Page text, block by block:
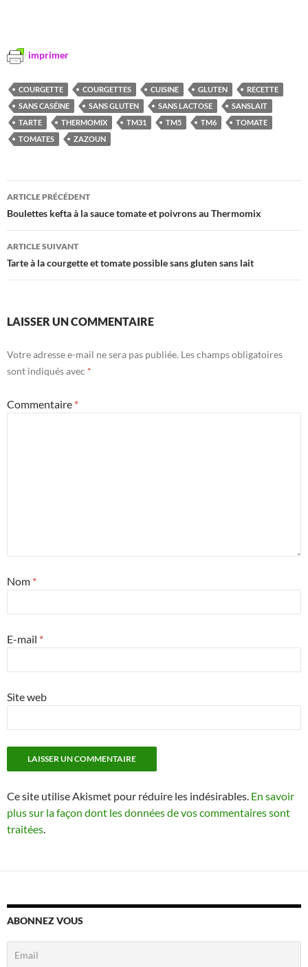
imprimer
COURGETTE COURGETTES CUISINE GLUTEN
RECETTE
SANS CASÉINE
SANS GLUTEN SANS LACTOSE
SANSLAIT
TARTE
THERMOMIX TM31 TM5 TM6
TOMATE
TOMATES
ZAZOUN
Navigation
des
articles
ARTICLE PRÉCÉDENT
Boulettes kefta à la sauce tomate et poivrons au Thermomix
ARTICLE SUIVANT
Tarte à la courgette et tomate possible sans gluten sans lait
LAISSER UN COMMENTAIRE
Votre adresse e-mail ne sera pas publiée. Les champs obligatoires
sont indiqués avec *
Commentaire *
Nom *
E-mail *
Site web
Ce site utilise Akismet pour réduire les indésirables. En savoir
plus sur la façon dont les données de vos commentaires sont
traitées.
ABONNEZ VOUS